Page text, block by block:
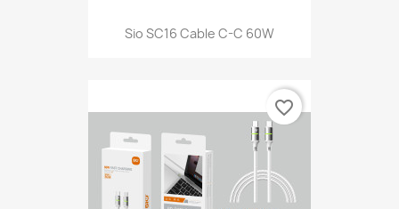
Sio SC16 Cable C-C 60W
favorite_border